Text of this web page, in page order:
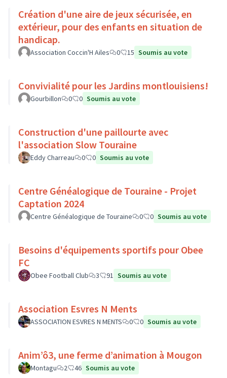
Création d'une aire de jeux sécurisée, en
extérieur, pour des enfants en situation de
handicap.
Association Coccin'H Ailes 0 15 Soumis au vote
Convivialité pour les Jardins montlouisiens!
Gourbillon 0 0 Soumis au vote
Construction d'une paillourte avec
l'association Slow Touraine
Eddy Charreau 0 0 Soumis au vote
Centre Généalogique de Touraine - Projet
Captation 2024
Centre Généalogique de Touraine 0 0 Soumis au vote
Besoins d'équipements sportifs pour Obee
FC
Obee Football Club 3 91 Soumis au vote
Association Esvres N Ments
ASSOCIATION ESVRES N MENTS 0 0 Soumis au vote
Anim’ô3, une ferme d’animation à Mougon
Montagu 2 46 Soumis au vote